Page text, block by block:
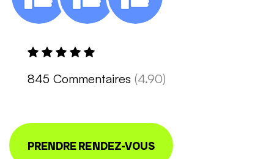
845 Commentaires (4.90)
PRENDRE RENDEZ-VOUS